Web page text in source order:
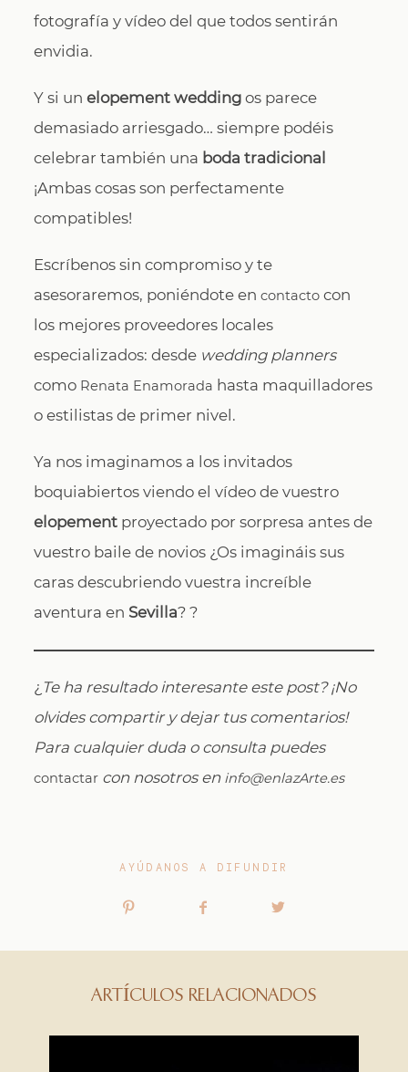
fotografía y vídeo del que todos sentirán
envidia.
Y si unelopement wedding os parece
demasiado arriesgado… siempre podéis
celebrar también una boda tradicional
¡Ambas cosas son perfectamente
compatibles!
Escríbenos sin compromiso y te
asesoraremos, poniéndote encontacto con
los mejores proveedores locales
especializados: desde wedding planners
como Renata Enamorada hasta maquilladores
o estilistas de primer nivel.
Ya nos imaginamos a los invitados
boquiabiertos viendo el vídeo de vuestro
elopement proyectado por sorpresa antes de
vuestro baile de novios ¿Os imagináis sus
caras descubriendo vuestra increíble
aventura en Sevilla? ?
¿ Te ha resultado interesante este post? ¡No
olvides compartir y dejar tus comentarios!
Para cualquier duda o consulta puedes
contactar con nosotros en info@enlazArte.es
AYÚDANOS A DIFUNDIR
ARTÍCULOS RELACIONADOS